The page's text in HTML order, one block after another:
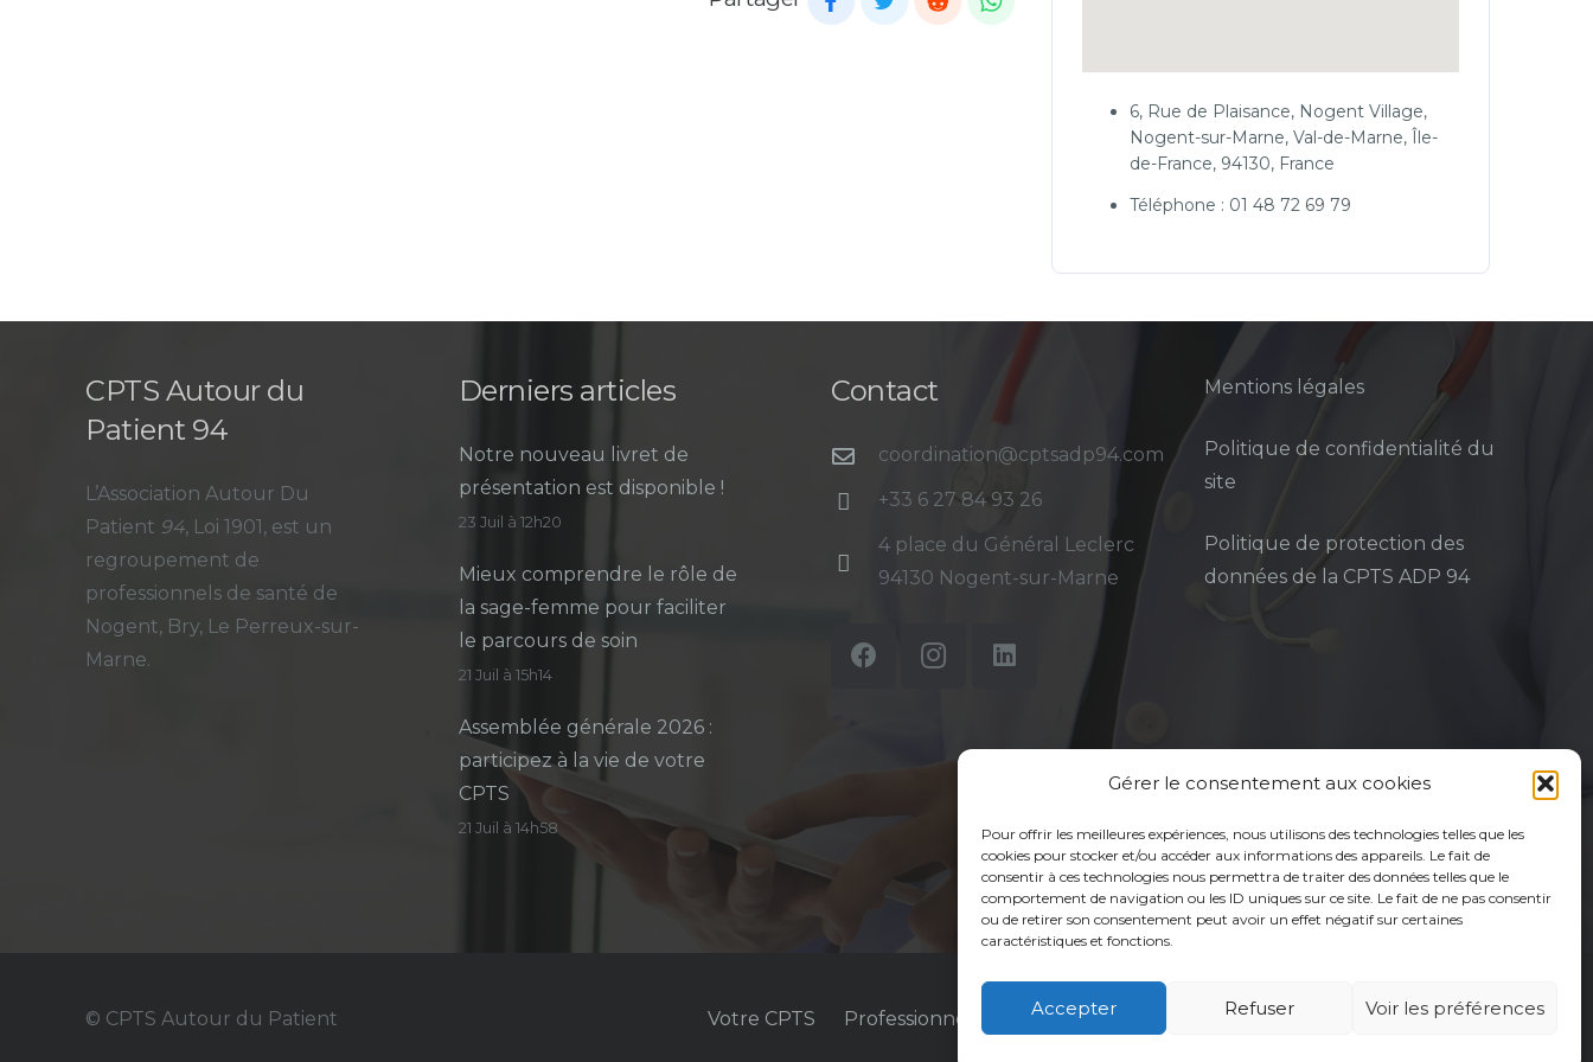
Gérer le consentement aux cookies
Pour offrir les meilleures expériences, nous utilisons des technologies telles que les
cookies pour stocker et/ou accéder aux informations des appareils. Le fait de
consentir à ces technologies nous permettra de traiter des données telles que le
comportement de navigation ou les ID uniques sur ce site. Le fait de ne pas consentir
ou de retirer son consentement peut avoir un effet négatif sur certaines
caractéristiques et fonctions.
Accepter Refuser Voir les préférences
6, Rue de Plaisance, Nogent Village,
Nogent-sur-Marne, Val-de-Marne, Île-
de-France, 94130, France
Téléphone : 01 48 72 69 79
CPTS Autour du
Patient 94
L’Association Autour Du
Patient 94, Loi 1901, est un
regroupement de
professionnels de santé de
Nogent, Bry, Le Perreux-sur-
Marne.
Derniers articles
Notre nouveau livret de
présentation est disponible !
23 Juil à 12h20
Mieux comprendre le rôle de
la sage-femme pour faciliter
le parcours de soin
21 Juil à 15h14
Assemblée générale 2026 :
participez à la vie de votre
CPTS
21 Juil à 14h58
Contact
coordination@cptsadp94.com
+33 6 27 84 93 26
4 place du Général Leclerc
94130 Nogent-sur-Marne
Mentions légales
Politique de confidentialité du
site
Politique de protection des
données de la CPTS ADP 94
© CPTS Autour du Patient Votre CPTS Professionnels de santé Usagers Actualités Adhérer Contact